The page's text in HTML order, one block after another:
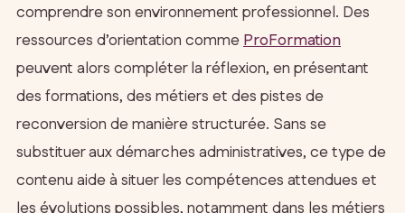
comprendre son environnement professionnel. Des
ressources d’orientation commeProFormation
peuvent alors compléter la réflexion, en présentant
des formations, des métiers et des pistes de
reconversion de manière structurée. Sans se
substituer aux démarches administratives, ce type de
contenu aide à situer les compétences attendues et
les évolutions possibles, notamment dans les métiers